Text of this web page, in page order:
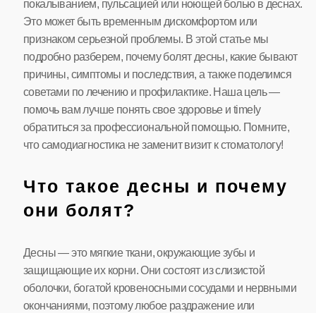
покалыванием, пульсацией или ноющей болью в деснах.
Это может быть временным дискомфортом или
признаком серьезной проблемы. В этой статье мы
подробно разберем, почему болят десны, какие бывают
причины, симптомы и последствия, а также поделимся
советами по лечению и профилактике. Наша цель —
помочь вам лучше понять свое здоровье и timely
обратиться за профессиональной помощью. Помните,
что самодиагностика не заменит визит к стоматологу!
Что такое десны и почему
они болят?
Десны — это мягкие ткани, окружающие зубы и
защищающие их корни. Они состоят из слизистой
оболочки, богатой кровеносными сосудами и нервными
окончаниями, поэтому любое раздражение или